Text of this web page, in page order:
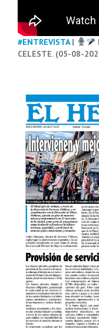
#ENTREVISTA|
CELESTE. (05-08-